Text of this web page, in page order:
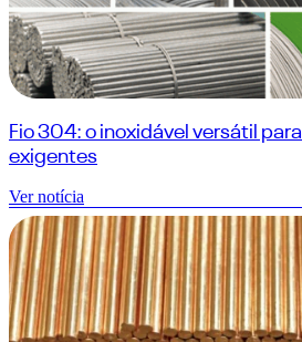
Fio 304: o inoxidável versátil
exigentes
Ver notícia